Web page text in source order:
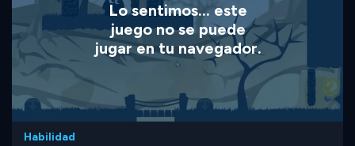
Lo sentimos... este
juego no se puede
jugar en tu navegador.
Habilidad